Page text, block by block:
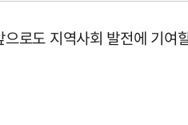
로도 지역사회 발전에 기여